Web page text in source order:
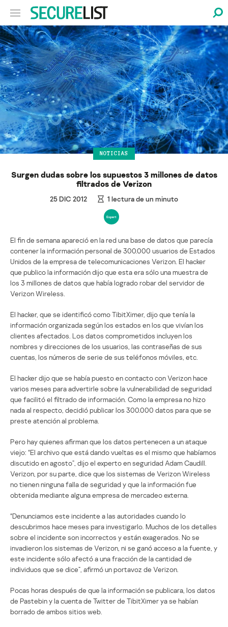
NOTICIAS
Surgen dudas sobre los supuestos 3 millones de datos
filtrados de Verizon
25 DIC 2012 1 lectura de un minuto
El fin de semana apareció en la red una base de datos que parecía
contener la información personal de 300.000 usuarios de Estados
Unidos de la empresa de telecomunicaciones Verizon. El hacker
que publico la información dijo que esta era sólo una muestra de
los 3 millones de datos que había logrado robar del servidor de
Verizon Wireless.
El hacker, que se identificó como TibitXimer, dijo que tenía la
información organizada según los estados en los que vivían los
clientes afectados. Los datos comprometidos incluyen los
nombres y direcciones de los usuarios, las contraseñas de sus
cuentas, los números de serie de sus teléfonos móviles, etc.
El hacker dijo que se había puesto en contacto con Verizon hace
varios meses para advertirle sobre la vulnerabilidad de seguridad
que facilitó el filtrado de información. Como la empresa no hizo
nada al respecto, decidió publicar los 300.000 datos para que se
preste atención al problema.
Pero hay quienes afirman que los datos pertenecen a un ataque
viejo: “El archivo que está dando vueltas es el mismo que habíamos
discutido en agosto”, dijo el experto en seguridad Adam Caudill.
Verizon, por su parte, dice que los sistemas de Verizon Wireless
no tienen ninguna falla de seguridad y que la información fue
obtenida mediante alguna empresa de mercadeo externa.
“Denunciamos este incidente a las autoridades cuando lo
descubrimos hace meses para investigarlo. Muchos de los detalles
sobre el incidente son incorrectos y están exagerados. No se
invadieron los sistemas de Verizon, ni se ganó acceso a la fuente, y
este incidente sólo afectó a una fracción de la cantidad de
individuos que se dice”, afirmó un portavoz de Verizon.
Pocas horas después de que la información se publicara, los datos
de Pastebin y la cuenta de Twitter de TibitXimer ya se habían
borrado de ambos sitios web.